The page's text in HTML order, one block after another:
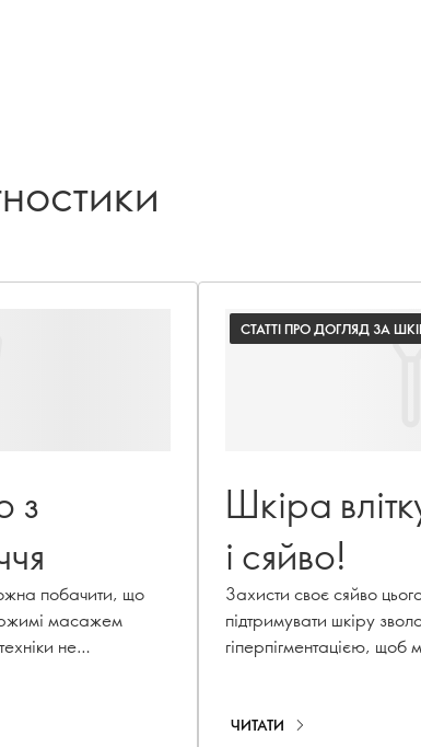
з
побачити, що
масажем
не
чіткі
СТАТТІ ПРО ДОГЛЯД ЗА
Шкіра
і сяйво!
Захисти своє сяйво
підтримувати шкіру
гіперпігментацією,
ЧИТАТИ